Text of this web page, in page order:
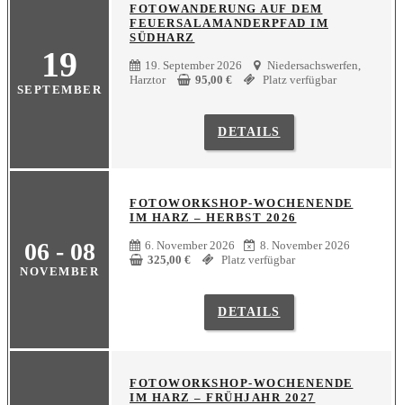
19
SEPTEMBER
FOTOWANDERUNG AUF DEM
FEUERSALAMANDERPFAD IM
SÜDHARZ
19. September 2026
Niedersachswerfen,
Harztor
95,00 € Platz verfügbar
DETAILS
06 - 08
NOVEMBER
FOTOWORKSHOP-WOCHENENDE
IM HARZ – HERBST 2026
6. November 2026
8. November 2026
325,00 € Platz verfügbar
DETAILS
FOTOWORKSHOP-WOCHENENDE
IM HARZ – FRÜHJAHR 2027